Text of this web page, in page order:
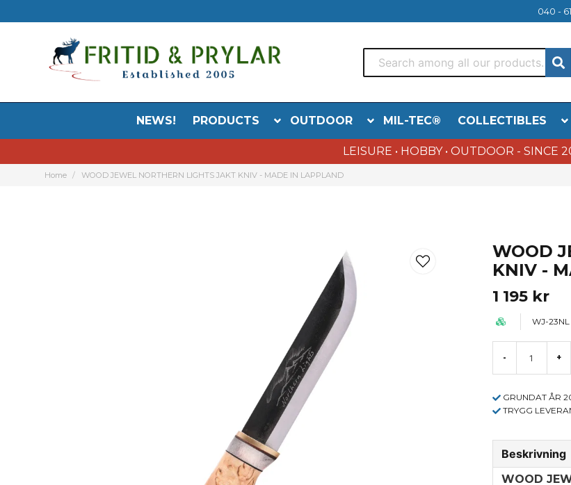
040 -
NEWS! PRODUCTS OUTDOOR MIL-TEC® COLLECTIBLES
LEISURE • HOBBY • OUTDOOR - SINCE
Home WOOD JEWEL NORTHERN LIGHTS JAKT KNIV - MADE IN LAPPLAND
WOOD
KNIV -
1 195 kr
WJ-23NL
- +
GRUNDAT ÅR
TRYGG
Beskrivning
WOOD